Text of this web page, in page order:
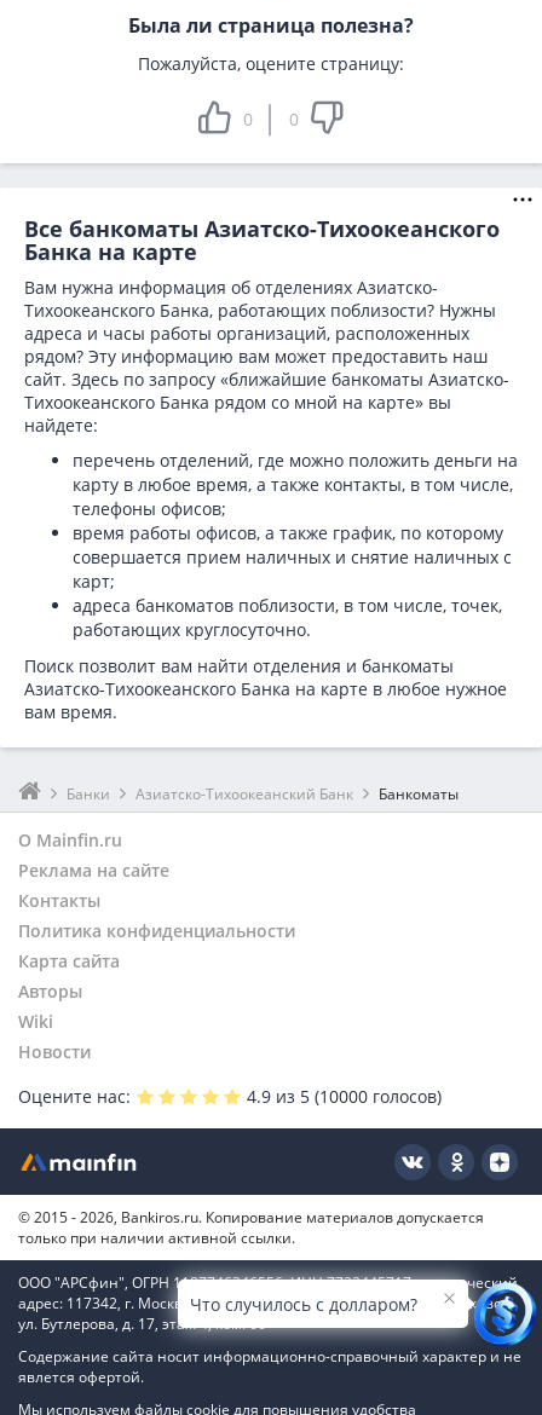
Была ли страница полезна?
Пожалуйста, оцените страницу:
0 0
Все банкоматы Азиатско-Тихоокеанского
Банка на карте
Вам нужна информация об отделениях Азиатско-
Тихоокеанского Банка, работающих поблизости? Нужны
адреса и часы работы организаций, расположенных
рядом? Эту информацию вам может предоставить наш
сайт. Здесь по запросу «ближайшие банкоматы Азиатско-
Тихоокеанского Банка рядом со мной на карте» вы
найдете:
перечень отделений, где можно положить деньги на
карту в любое время, а также контакты, в том числе,
телефоны офисов;
время работы офисов, а также график, по которому
совершается прием наличных и снятие наличных с
карт;
адреса банкоматов поблизости, в том числе, точек,
работающих круглосуточно.
Поиск позволит вам найти отделения и банкоматы
Азиатско-Тихоокеанского Банка на карте в любое нужное
вам время.
Банки Азиатско-Тихоокеанский Банк Банкоматы
О Mainfin.ru
Реклама на сайте
Контакты
Политика конфиденциальности
Карта сайта
Авторы
Wiki
Новости
Оцените нас:
4.9 из 5 (10000 голосов)
© 2015 - 2026, Bankiros.ru. Копирование материалов допускается
только при наличии активной ссылки.
ООО "АРСфин", ОГРН 1187746346556, ИНН 7722445717, юридический
адрес: 117342, г. Москва, вн. тер. г. муниципальный округ Коньково,
ул. Бутлерова, д. 17, этаж 4, ком. 66
Содержание сайта носит информационно-справочный характер и не
явлется офертой.
Мы используем файлы cookie для повышения удобства
Что случилось с долларом?